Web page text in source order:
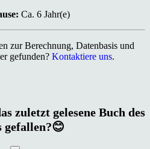
Ca. 6 Jahr(e)
zur Berechnung, Datenbasis und
gefunden? Kontaktiere uns.
zuletzt gelesene Buch des
gefallen?😊